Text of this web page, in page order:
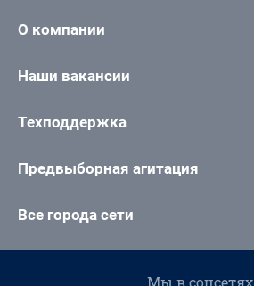
О компании
Наши вакансии
Техподдержка
Предвыборная агитация
Все города сети